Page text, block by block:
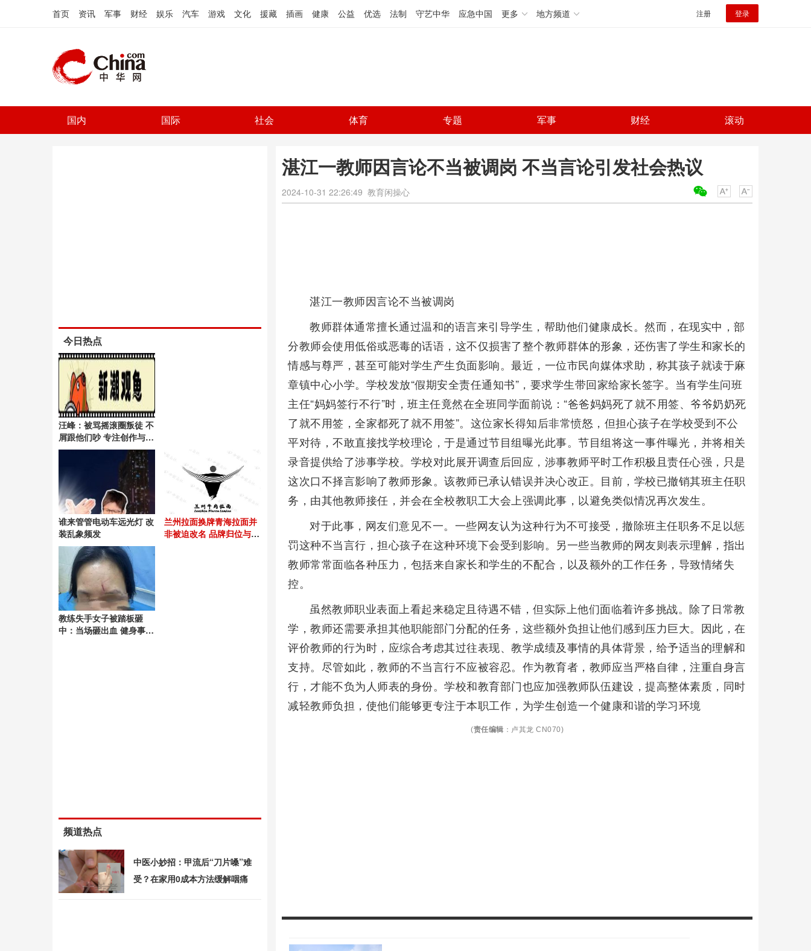
首页 资讯 军事 财经 娱乐 汽车 游戏 文化 援藏 插画 健康 公益 优选 法制 守艺中华 应急中国 更多 地方频道 注册 登录
国内 国际 社会 体育 专题 军事 财经 滚动
湛江一教师因言论不当被调岗 不当言论引发社会热议
2024-10-31 22:26:49 教育闲操心
湛江一教师因言论不当被调岗
教师群体通常擅长通过温和的语言来引导学生，帮助他们健康成长。然而，在现实中，部
分教师会使用低俗或恶毒的话语，这不仅损害了整个教师群体的形象，还伤害了学生和家长的
情感与尊严，甚至可能对学生产生负面影响。最近，一位市民向媒体求助，称其孩子就读于麻
章镇中心小学。学校发放“假期安全责任通知书”，要求学生带回家给家长签字。当有学生问班
主任“妈妈签行不行”时，班主任竟然在全班同学面前说：“爸爸妈妈死了就不用签、爷爷奶奶死
了就不用签，全家都死了就不用签”。这位家长得知后非常愤怒，但担心孩子在学校受到不公
平对待，不敢直接找学校理论，于是通过节目组曝光此事。节目组将这一事件曝光，并将相关
录音提供给了涉事学校。学校对此展开调查后回应，涉事教师平时工作积极且责任心强，只是
这次口不择言影响了教师形象。该教师已承认错误并决心改正。目前，学校已撤销其班主任职
务，由其他教师接任，并会在全校教职工大会上强调此事，以避免类似情况再次发生。
对于此事，网友们意见不一。一些网友认为这种行为不可接受，撤除班主任职务不足以惩
罚这种不当言行，担心孩子在这种环境下会受到影响。另一些当教师的网友则表示理解，指出
教师常常面临各种压力，包括来自家长和学生的不配合，以及额外的工作任务，导致情绪失
控。
虽然教师职业表面上看起来稳定且待遇不错，但实际上他们面临着许多挑战。除了日常教
学，教师还需要承担其他职能部门分配的任务，这些额外负担让他们感到压力巨大。因此，在
评价教师的行为时，应综合考虑其过往表现、教学成绩及事情的具体背景，给予适当的理解和
支持。尽管如此，教师的不当言行不应被容忍。作为教育者，教师应当严格自律，注重自身言
行，才能不负为人师表的身份。学校和教育部门也应加强教师队伍建设，提高整体素质，同时
减轻教师负担，使他们能够更专注于本职工作，为学生创造一个健康和谐的学习环境
(责任编辑 ：卢其龙 CN070)
今日热点
汪峰：被骂摇滚圈叛徒 不
屑跟他们吵 专注创作与时
代关系
谁来管管电动车远光灯 改
装乱象频发
兰州拉面换牌青海拉面并
非被迫改名 品牌归位与重
教练失手女子被踏板砸
中：当场砸出血 健身事故
频道热点
中医小妙招：甲流后“刀片嗓”难
受？在家用0成本方法缓解咽痛